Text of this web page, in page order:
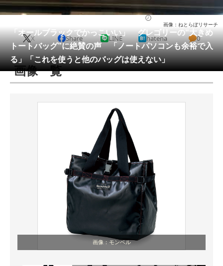
動物 リサーチ
会員記事
メディア
注目記事を集めた総合ページ
進化するPCとデバイスの未来
好きが集まる 比べて選べる
ビジネスと働き方のヒント
AI活用のいまが分かる
企業ITのトレンドを詳説
経営リーダーのコミュニティ
「オールブラックでかっこいい」 グレゴリーの“大きめ
トートバッグ”に絶賛の声 「ノートパソコンも余裕で入
る」「これを使うと他のバッグは使えない」
画像：ねとらぼリサーチ
X Share LINE hatena 0
画像一覧
画像：モンベル